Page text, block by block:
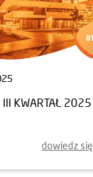
III KWARTAŁ 2025
dowiedz